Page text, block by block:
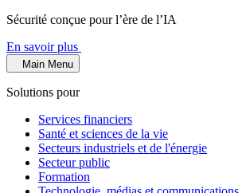
Sécurité conçue pour l’ère de l’IA
En savoir plus
Main Menu
Solutions pour
Services financiers
Santé et sciences de la vie
Secteurs industriels et de l'énergie
Secteur public
Formation